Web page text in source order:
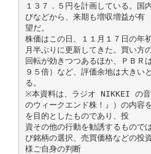
１３７．５円を計画している。国
びなどから、来期も増収増益が有
望だ。
株価はこの日、１１月１７日の年
月半ぶりに更新してきた。買い方
回転が効きつつあるほか、ＰＢＲ
９５倍）など、評価余地は大きい
る。
※本資料は、ラジオ NIKKEI の音
のウィークエンド株！』）の内容
を目的としたものであり、投
資その他の行動を勧誘するもので
び銘柄の選択、売買価格などの投
様ご自身の判断